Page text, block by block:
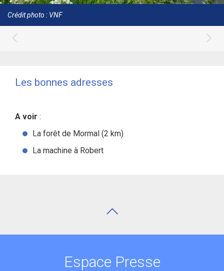
Crédit photo : VNF
Les bonnes adresses
A voir :
La forêt de Mormal (2 km)
La machine à Robert
Espace Presse